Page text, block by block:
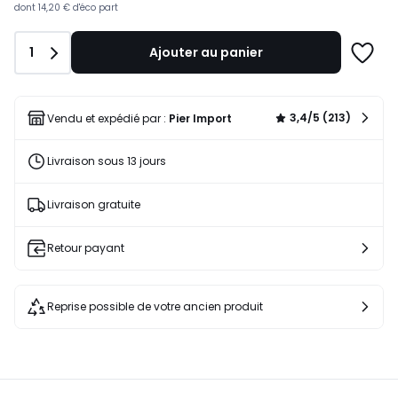
dont 14,20 € d'éco part
Quantité
1 Ajouter au panier
liste
Vendu et expédié par : Pier Import 3,4/5 (213)
Livraison sous 13 jours
Livraison gratuite
Retour payant
Reprise possible de votre ancien produit